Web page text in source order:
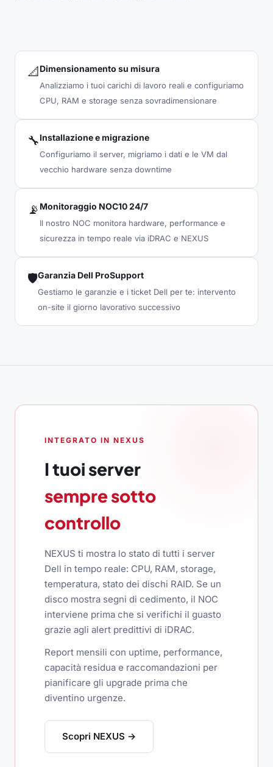
📐 Dimensionamento su misura
Analizziamo i tuoi carichi di lavoro reali e configuriamo
CPU, RAM e storage senza sovradimensionare
🔧Installazione e migrazione
Configuriamo il server, migriamo i dati e le VM dal
vecchio hardware senza downtime
📡 Monitoraggio NOC10 24/7
Il nostro NOC monitora hardware, performance e
sicurezza in tempo reale via iDRAC e NEXUS
🛡Garanzia Dell ProSupport
Gestiamo le garanzie e i ticket Dell per te: intervento
on-site il giorno lavorativo successivo
INTEGRATO IN NEXUS
I tuoi server
sempre sotto
controllo
NEXUS ti mostra lo stato di tutti i server
Dell in tempo reale: CPU, RAM, storage,
temperatura, stato dei dischi RAID. Se un
disco mostra segni di cedimento, il NOC
interviene prima che si verifichi il guasto
grazie agli alert predittivi di iDRAC.
Report mensili con uptime, performance,
capacità residua e raccomandazioni per
pianificare gli upgrade prima che
diventino urgenze.
Scopri NEXUS →